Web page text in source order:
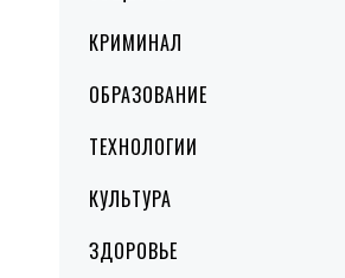
КРИМИНАЛ
ОБРАЗОВАНИЕ
ТЕХНОЛОГИИ
КУЛЬТУРА
ЗДОРОВЬЕ